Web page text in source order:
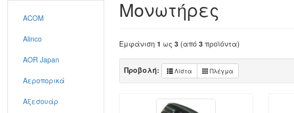
Μονωτήρες
Εμφάνιση 1 ως 3 (από 3 προϊόντα)
Προβολή: Λίστα Πλέγμα
ACOM
Alinco
AOR Japan
Αεροπορικά
Αξεσουάρ